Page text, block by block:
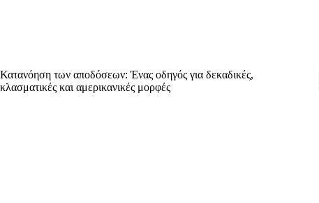
Κατανόηση των αποδόσεων: Ένας οδηγός για δεκαδικές,
κλασματικές και αμερικανικές μορφές